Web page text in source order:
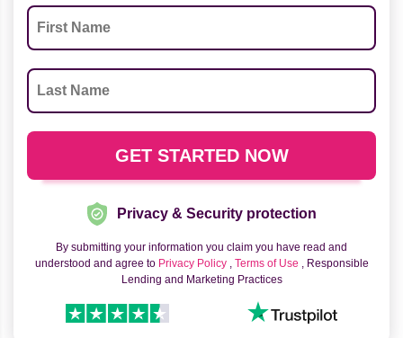
Privacy & Security protection
By submitting your information you claim you have read and
understood and agree to Privacy Policy , Terms of Use , Responsible
Lending and Marketing Practices